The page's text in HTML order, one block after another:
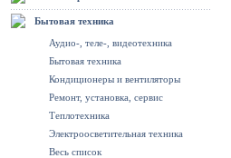
Бытовая техника
Аудио-, теле-, видеотехника
Бытовая техника
Кондиционеры и вентиляторы
Ремонт, установка, сервис
Теплотехника
Электроосветительная техника
Весь список